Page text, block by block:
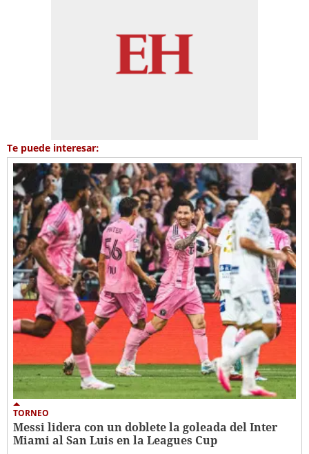
Te puede interesar:
TORNEO
Messi lidera con un doblete la goleada del Inter
Miami al San Luis en la Leagues Cup